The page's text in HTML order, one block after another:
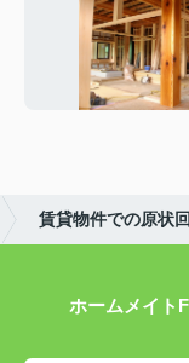
賃貸物件での原状
ホームメイ